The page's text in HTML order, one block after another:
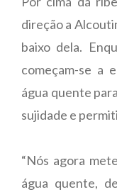
direção a
baixo dela.
começam-se a
água quente
sujidade e
“Nós agora
água quente,